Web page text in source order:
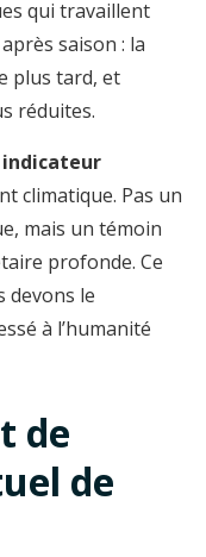
qui travaillent
saison : la
plus tard, et
réduites.
indicateur
climatique. Pas un
mais un témoin
profonde. Ce
devons le
à l’humanité
de
de